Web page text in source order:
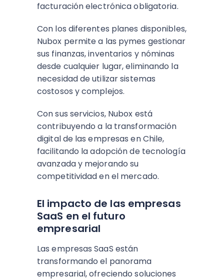
facturación electrónica obligatoria.
Con los diferentes planes disponibles,
Nubox permite a las pymes gestionar
sus finanzas, inventarios y nóminas
desde cualquier lugar, eliminando la
necesidad de utilizar sistemas
costosos y complejos.
Con sus servicios, Nubox está
contribuyendo a la transformación
digital de las empresas en Chile,
facilitando la adopción de tecnología
avanzada y mejorando su
competitividad en el mercado.
El impacto de las empresas
SaaS en el futuro
empresarial
Las empresas SaaS están
transformando el panorama
empresarial, ofreciendo soluciones